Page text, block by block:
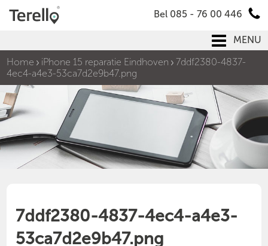
Bel 085 - 76 00 446
MENU
Home
iPhone 15 reparatie Eindhoven
7ddf2380-4837-
4ec4-a4e3-53ca7d2e9b47.png
7ddf2380-4837-4ec4-a4e3-
53ca7d2e9b47.png